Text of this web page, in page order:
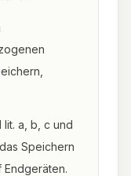
lit. a, b, c und
Speichern
Endgeräten.